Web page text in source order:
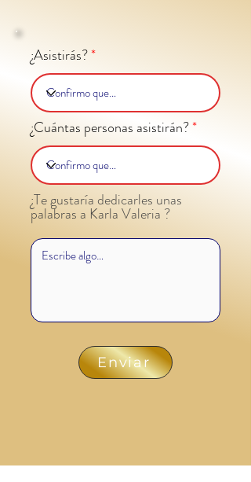
¿Asistirás?
¿Cuántas personas asistirán?
¿Te gustaría dedicarles unas
palabras a Karla Valeria ?
Enviar